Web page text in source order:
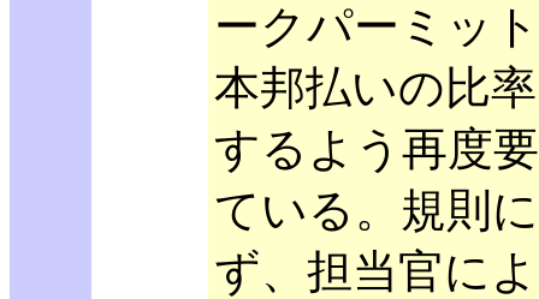
ークパーミッ
本邦払いの比
するよう再度
ている。規則
ず、担当官に